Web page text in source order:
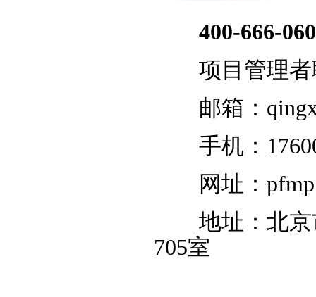
400-666-
项目管理者
邮箱：
手机：
网址：
地址：北京
705室